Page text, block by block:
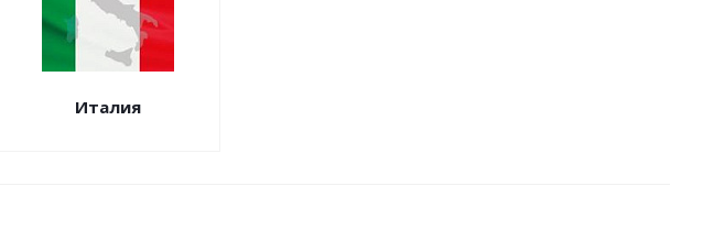
Италия